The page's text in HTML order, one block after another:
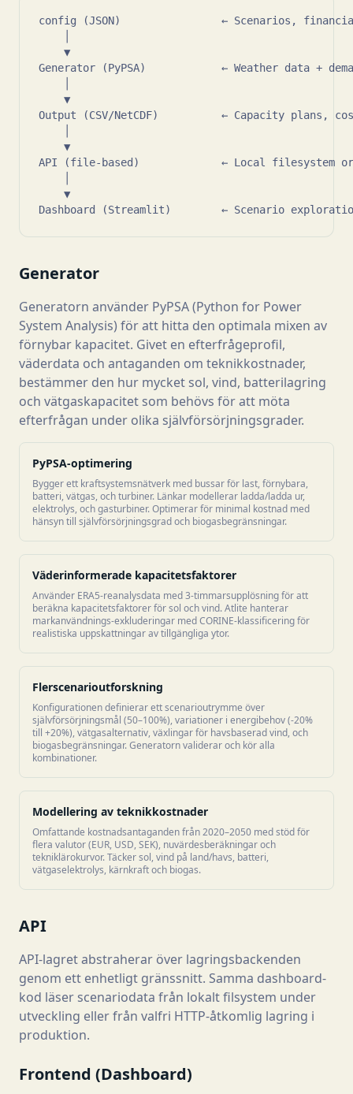
config (JSON)                ← Scenarios, financial
    ▼
Generator (PyPSA)            ← Weather data +
    ▼
Output (CSV/NetCDF)          ← Capacity plans,
    ▼
API (file-based)             ← Local filesystem or
    ▼
Dashboard (Streamlit)        ← Scenario
Generator
Generatorn använder PyPSA (Python for Power
System Analysis) för att hitta den optimala mixen av
förnybar kapacitet. Givet en efterfrågeprofil,
väderdata och antaganden om teknikkostnader,
bestämmer den hur mycket sol, vind, batterilagring
och vätgaskapacitet som behövs för att möta
efterfrågan under olika självförsörjningsgrader.
PyPSA-optimering
Bygger ett kraftsystemsnätverk med bussar för last, förnybara,
batteri, vätgas, och turbiner. Länkar modellerar ladda/ladda ur,
elektrolys, och gasturbiner. Optimerar för minimal kostnad med
hänsyn till självförsörjningsgrad och biogasbegränsningar.
Väderinformerade kapacitetsfaktorer
Använder ERA5-reanalysdata med 3-timmarsupplösning för att
beräkna kapacitetsfaktorer för sol och vind. Atlite hanterar
markanvändnings-exkluderingar med CORINE-klassificering för
realistiska uppskattningar av tillgängliga ytor.
Flerscenarioutforskning
Konfigurationen definierar ett scenarioutrymme över
självförsörjningsmål (50–100%), variationer i energibehov (-20%
till +20%), vätgasalternativ, växlingar för havsbaserad vind, och
biogasbegränsningar. Generatorn validerar och kör alla
kombinationer.
Modellering av teknikkostnader
Omfattande kostnadsantaganden från 2020–2050 med stöd för
flera valutor (EUR, USD, SEK), nuvärdesberäkningar och
tekniklärokurvor. Täcker sol, vind på land/havs, batteri,
vätgaselektrolys, kärnkraft och biogas.
API
API-lagret abstraherar över lagringsbackenden
genom ett enhetligt gränssnitt. Samma dashboard-
kod läser scenariodata från lokalt filsystem under
utveckling eller från valfri HTTP-åtkomlig lagring i
produktion.
Frontend (Dashboard)